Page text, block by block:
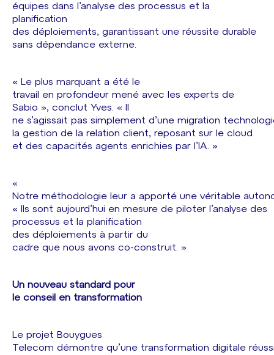
équipes dans l’analyse des processus et la
planification
des déploiements, garantissant une réussite durable
sans dépendance externe.
« Le plus marquant a été le
travail en profondeur mené avec les experts de
Sabio », conclut Yves. « Il
ne s’agissait pas simplement d’une migration
la gestion de la relation client, reposant sur le cloud
et des capacités agents enrichies par l’IA. »
«
Notre méthodologie leur a apporté une véritable
« Ils sont aujourd’hui en mesure de piloter l’analyse des
processus et la planification
des déploiements à partir du
cadre que nous avons co-construit. »
Un nouveau standard pour
le conseil en transformation
Le projet Bouygues
Telecom démontre qu’une transformation digitale